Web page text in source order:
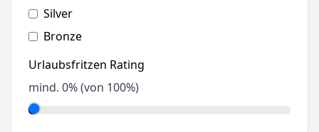
Silver
Bronze
Urlaubsfritzen Rating
mind. 0% (von 100%)